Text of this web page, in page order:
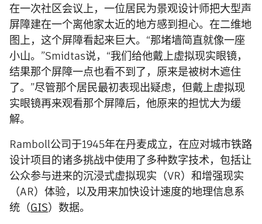
在一次社区会议上，一位居民为景观设计师把大型声
屏障建在一个离他家太近的地方感到担心。在二维地
图上，这个屏障看起来巨大。“那堵墙简直就像一座
小山。”Smidtas说，“我们给他戴上虚拟现实眼镜，
结果那个屏障一点也看不到了，原来是被树木遮住
了。”尽管那个居民最初表现出疑虑，但戴上虚拟现
实眼镜再来观看那个屏障后，他原来的担忧大为缓
解。
Ramboll公司于1945年在丹麦成立，在应对城市铁路
设计项目的诸多挑战中使用了多种数字技术，包括让
公众参与进来的沉浸式虚拟现实（VR）和增强现实
（AR）体验，以及用来加快设计速度的地理信息系
统（GIS）数据。